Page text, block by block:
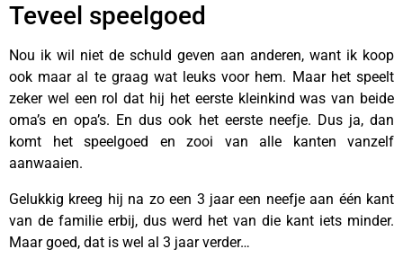
Teveel speelgoed
Nou ik wil niet de schuld geven aan anderen, want ik koop
ook maar al te graag wat leuks voor hem. Maar het speelt
zeker wel een rol dat hij het eerste kleinkind was van beide
oma’s en opa’s. En dus ook het eerste neefje. Dus ja, dan
komt het speelgoed en zooi van alle kanten vanzelf
aanwaaien.
Gelukkig kreeg hij na zo een 3 jaar een neefje aan één kant
van de familie erbij, dus werd het van die kant iets minder.
Maar goed, dat is wel al 3 jaar verder…